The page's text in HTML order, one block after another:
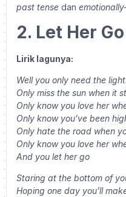
past tense dan
2. Let Her
Lirik lagunya:
Well you only need the
Only miss the sun when it
Only know you love her
Only know you’ve been
Only hate the road when
Only know you love her
And you let her go
Staring at the bottom of
Hoping one day you’ll